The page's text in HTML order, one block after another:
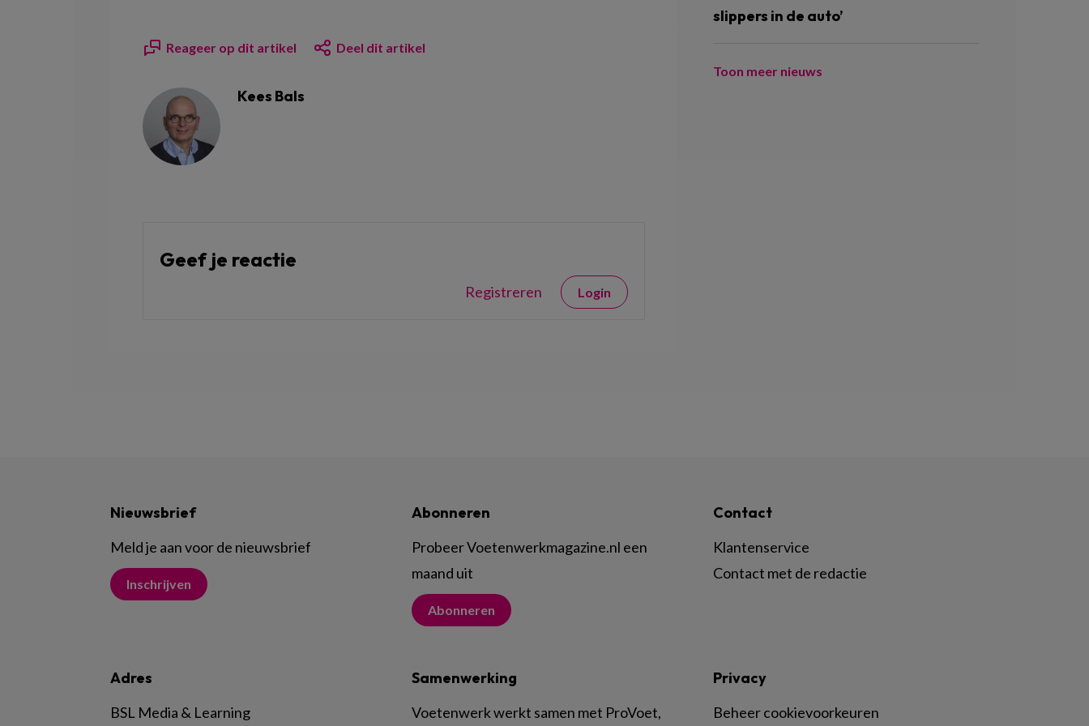
Reageer op dit artikel Deel dit artikel
Kees Bals
Geef je reactie
Registreren Login
slippers in de auto’
Toon meer nieuws
Nieuwsbrief
Meld je aan voor de nieuwsbrief
Inschrijven
Abonneren
Probeer Voetenwerkmagazine.nl een
maand uit
Abonneren
Contact
Klantenservice
Contact met de redactie
Adres
BSL Media & Learning
Samenwerking
Voetenwerk werkt samen met ProVoet,
Privacy
Beheer cookievoorkeuren